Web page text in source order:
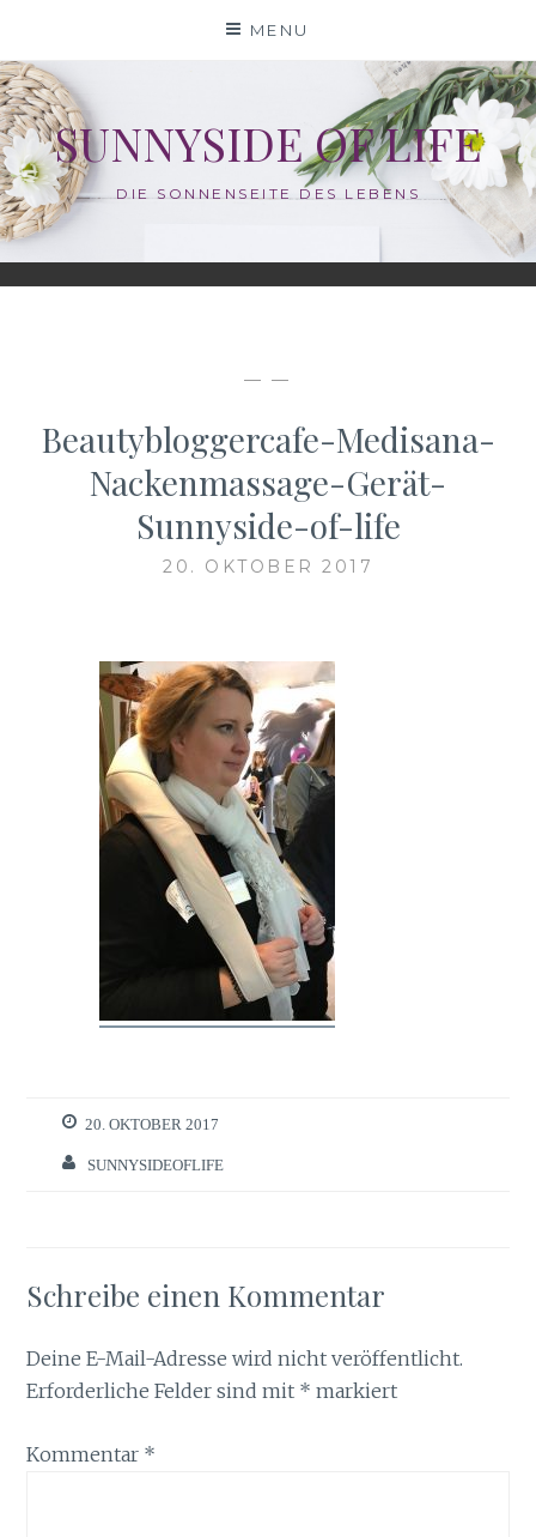
content
MENU
SUNNYSIDE OF LIFE
DIE SONNENSEITE DES LEBENS
— —
Beautybloggercafe-Medisana-
Nackenmassage-Gerät-
Sunnyside-of-life
20. OKTOBER 2017
20. OKTOBER 2017
SUNNYSIDEOFLIFE
Schreibe einen Kommentar
Deine E-Mail-Adresse wird nicht veröffentlicht.
Erforderliche Felder sind mit * markiert
Kommentar *